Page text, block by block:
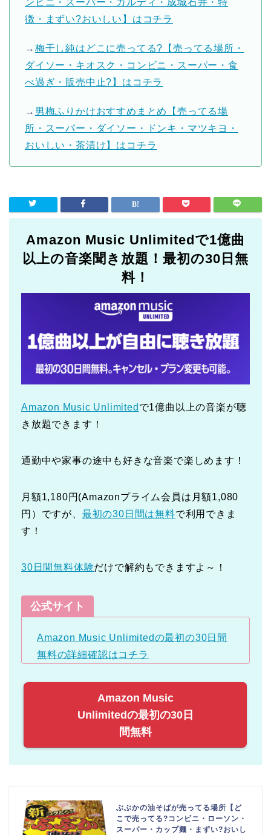
ンビニ・スーパー・カルディ・成城石井・特
徴・まずい?おいしい】はコチラ
→ 梅干し純はどこに売ってる?【売ってる場所・
ダイソー・キオスク・コンビニ・スーパー・食
べ過ぎ・販売中止?】はコチラ
→ 男梅ふりかけおすすめまとめ【売ってる場
所・スーパー・ダイソー・ドンキ・マツキヨ・
おいしい・茶漬け】はコチラ
Amazon Music Unlimitedで1億曲
以上の音楽聞き放題！最初の30日無
料！
Amazon Music Unlimited で1億曲以上の音楽が聴
き放題できます！
通勤中や家事の途中も好きな音楽で楽しめます！
月額1,180円(Amazonプライム会員は月額1,080
円）ですが、 最初の30日間は無料で利用できま
す！
30日間無料体験だけで解約もできますよ～！
公式サイト
Amazon Music Unlimitedの最初の30日間
無料の詳細確認はコチラ
Amazon Music
Unlimitedの最初の30日
間無料
ぶぶかの油そばが売ってる場所【ど
こで売ってる?コンビニ・ローソン・
スーパー・カップ麺・まずい?おいし